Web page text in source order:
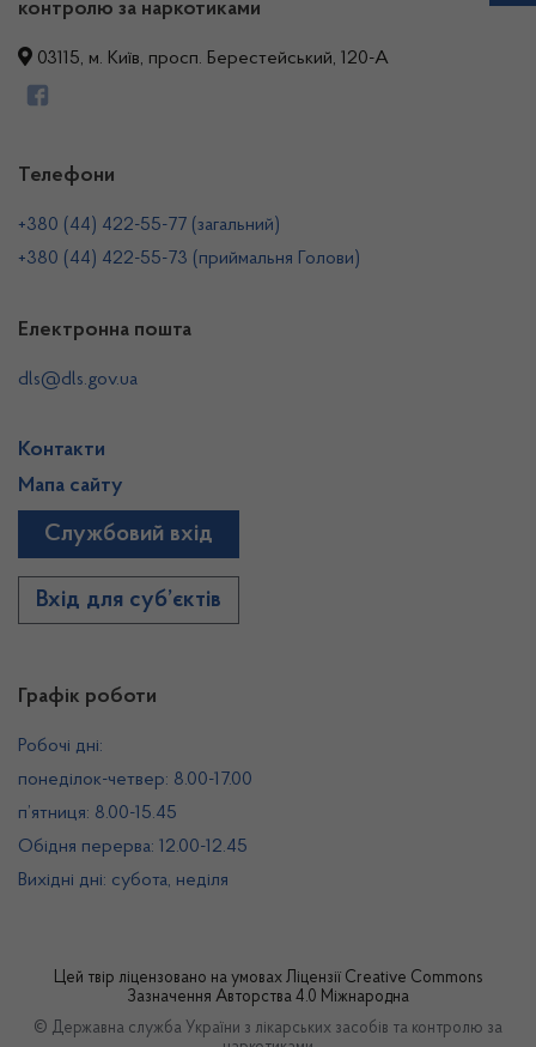
контролю за наркотиками
03115, м. Київ, просп. Берестейський, 120-А
Графік роботи
Робочі дні:
понеділок-четвер: 8.00-17.00
п’ятниця: 8.00-15.45
Обідня перерва: 12.00-12.45
Вихідні дні: субота, неділя
Телефони
+380 (44) 422-55-77 (загальний)
+380 (44) 422-55-73 (приймальня Голови)
Електронна пошта
dls@dls.gov.ua
Контакти
Мапа сайту
Службовий вхід
Вхід для суб’єктів
Цей твір ліцензовано на умовах Ліцензії Creative Commons
Зазначення Авторства 4.0 Міжнародна
© Державна служба України з лікарських засобів та контролю за